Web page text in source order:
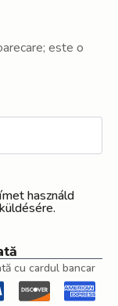
este o
használd
cu cardul bancar